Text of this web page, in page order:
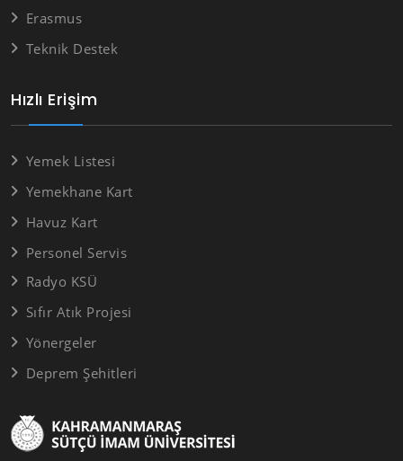
Hızlı Erişim
Yemek Listesi
Yemekhane Kart
Havuz Kart
Personel Servis
Radyo KSÜ
Sıfır Atık Projesi
Yönergeler
Deprem Şehitleri
Erasmus
Teknik Destek